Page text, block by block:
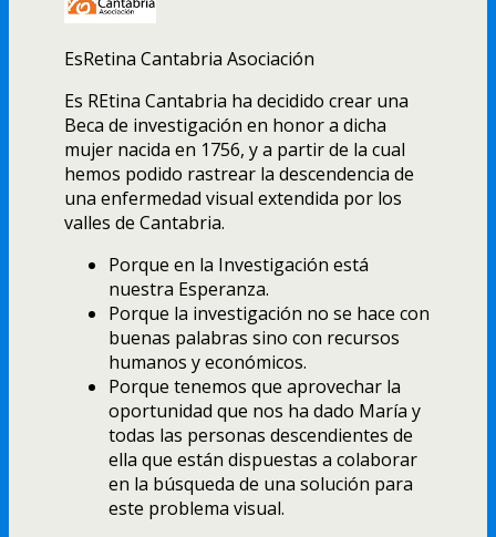
EsRetina Cantabria Asociación
Es REtina Cantabria ha decidido crear una
Beca de investigación en honor a dicha
mujer nacida en 1756, y a partir de la cual
hemos podido rastrear la descendencia de
una enfermedad visual extendida por los
valles de Cantabria.
Porque en la Investigación está
nuestra Esperanza.
Porque la investigación no se hace con
buenas palabras sino con recursos
humanos y económicos.
Porque tenemos que aprovechar la
oportunidad que nos ha dado María y
todas las personas descendientes de
ella que están dispuestas a colaborar
en la búsqueda de una solución para
este problema visual.